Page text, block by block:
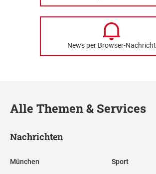
News per Browser-Nachricht
Alle Themen & Services
Nachrichten
München Sport